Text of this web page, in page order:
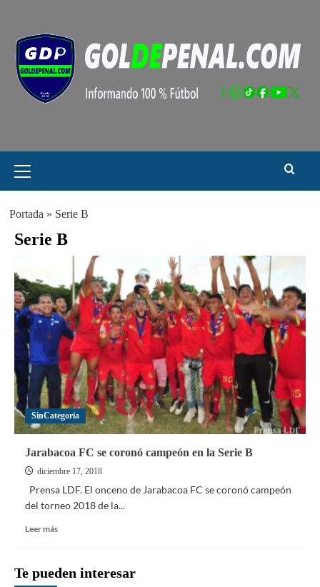
contenido
principal
Portada » Serie B
Serie B
SinCategoria
Jarabacoa FC se coronó campeón en la Serie B
diciembre 17, 2018
Prensa LDF. El onceno de Jarabacoa FC se coronó campeón
del torneo 2018 de la...
Leer másLeer
Jarabacoa
FC
Te pueden interesar